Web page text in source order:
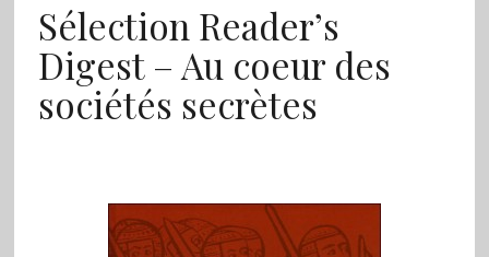
Sélection Reader’s
Digest – Au coeur des
sociétés secrètes